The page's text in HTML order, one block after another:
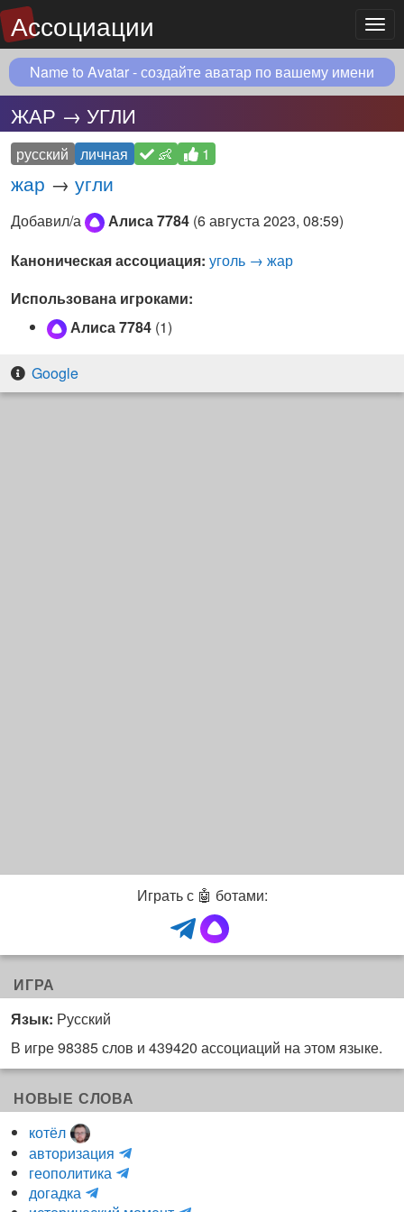
Ассоциации
Name to Avatar - создайте аватар по вашему имени
ЖАР → УГЛИ
русский личная 👶 1
жар → угли
Добавил/а Алиса 7784 (6 августа 2023, 08:59)
Каноническая ассоциация: уголь → жар
Использована игроками:
Алиса 7784 (1)
Google
Играть с 🤖 ботами:
ИГРА
Язык: Русский
В игре 98385 слов и 439420 ассоциаций на этом языке.
НОВЫЕ СЛОВА
котёл
авторизация
и
геополитика
H
догадка
m